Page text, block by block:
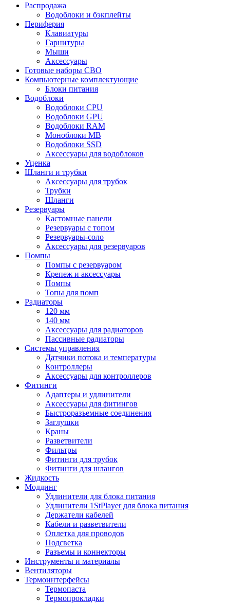
Распродажа
Водоблоки и бэкплейты
Периферия
Клавиатуры
Гарнитуры
Мыши
Аксессуары
Готовые наборы СВО
Компьютерные комплектующие
Блоки питания
Водоблоки
Водоблоки CPU
Водоблоки GPU
Водоблоки RAM
Моноблоки MB
Водоблоки SSD
Аксессуары для водоблоков
Уценка
Шланги и трубки
Аксессуары для трубок
Трубки
Шланги
Резервуары
Кастомные панели
Резервуары с топом
Резервуары-соло
Аксессуары для резервуаров
Помпы
Помпы с резервуаром
Крепеж и аксессуары
Помпы
Топы для помп
Радиаторы
120 мм
140 мм
Аксессуары для радиаторов
Пассивные радиаторы
Системы управления
Датчики потока и температуры
Контроллеры
Аксессуары для контроллеров
Фитинги
Адаптеры и удлинители
Аксессуары для фитингов
Быстроразъемные соединения
Заглушки
Краны
Разветвители
Фильтры
Фитинги для трубок
Фитинги для шлангов
Жидкость
Моддинг
Удлинители для блока питания
Удлинители 1StPlayer для блока питания
Держатели кабелей
Кабели и разветвители
Оплетка для проводов
Подсветка
Разъемы и коннекторы
Инструменты и материалы
Вентиляторы
Термоинтерфейсы
Термопаста
Термопрокладки